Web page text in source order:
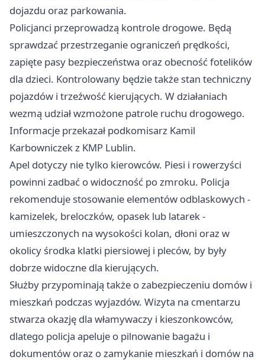
dojazdu oraz parkowania.
Policjanci przeprowadzą kontrole drogowe. Będą
sprawdzać przestrzeganie ograniczeń prędkości,
zapięte pasy bezpieczeństwa oraz obecność fotelików
dla dzieci. Kontrolowany będzie także stan techniczny
pojazdów i trzeźwość kierujących. W działaniach
wezmą udział wzmożone patrole ruchu drogowego.
Informacje przekazał podkomisarz Kamil
Karbowniczek z KMP Lublin.
Apel dotyczy nie tylko kierowców. Piesi i rowerzyści
powinni zadbać o widoczność po zmroku. Policja
rekomenduje stosowanie elementów odblaskowych -
kamizelek, breloczków, opasek lub latarek -
umieszczonych na wysokości kolan, dłoni oraz w
okolicy środka klatki piersiowej i pleców, by były
dobrze widoczne dla kierujących.
Służby przypominają także o zabezpieczeniu domów i
mieszkań podczas wyjazdów. Wizyta na cmentarzu
stwarza okazję dla włamywaczy i kieszonkowców,
dlatego policja apeluje o pilnowanie bagażu i
dokumentów oraz o zamykanie mieszkań i domów na